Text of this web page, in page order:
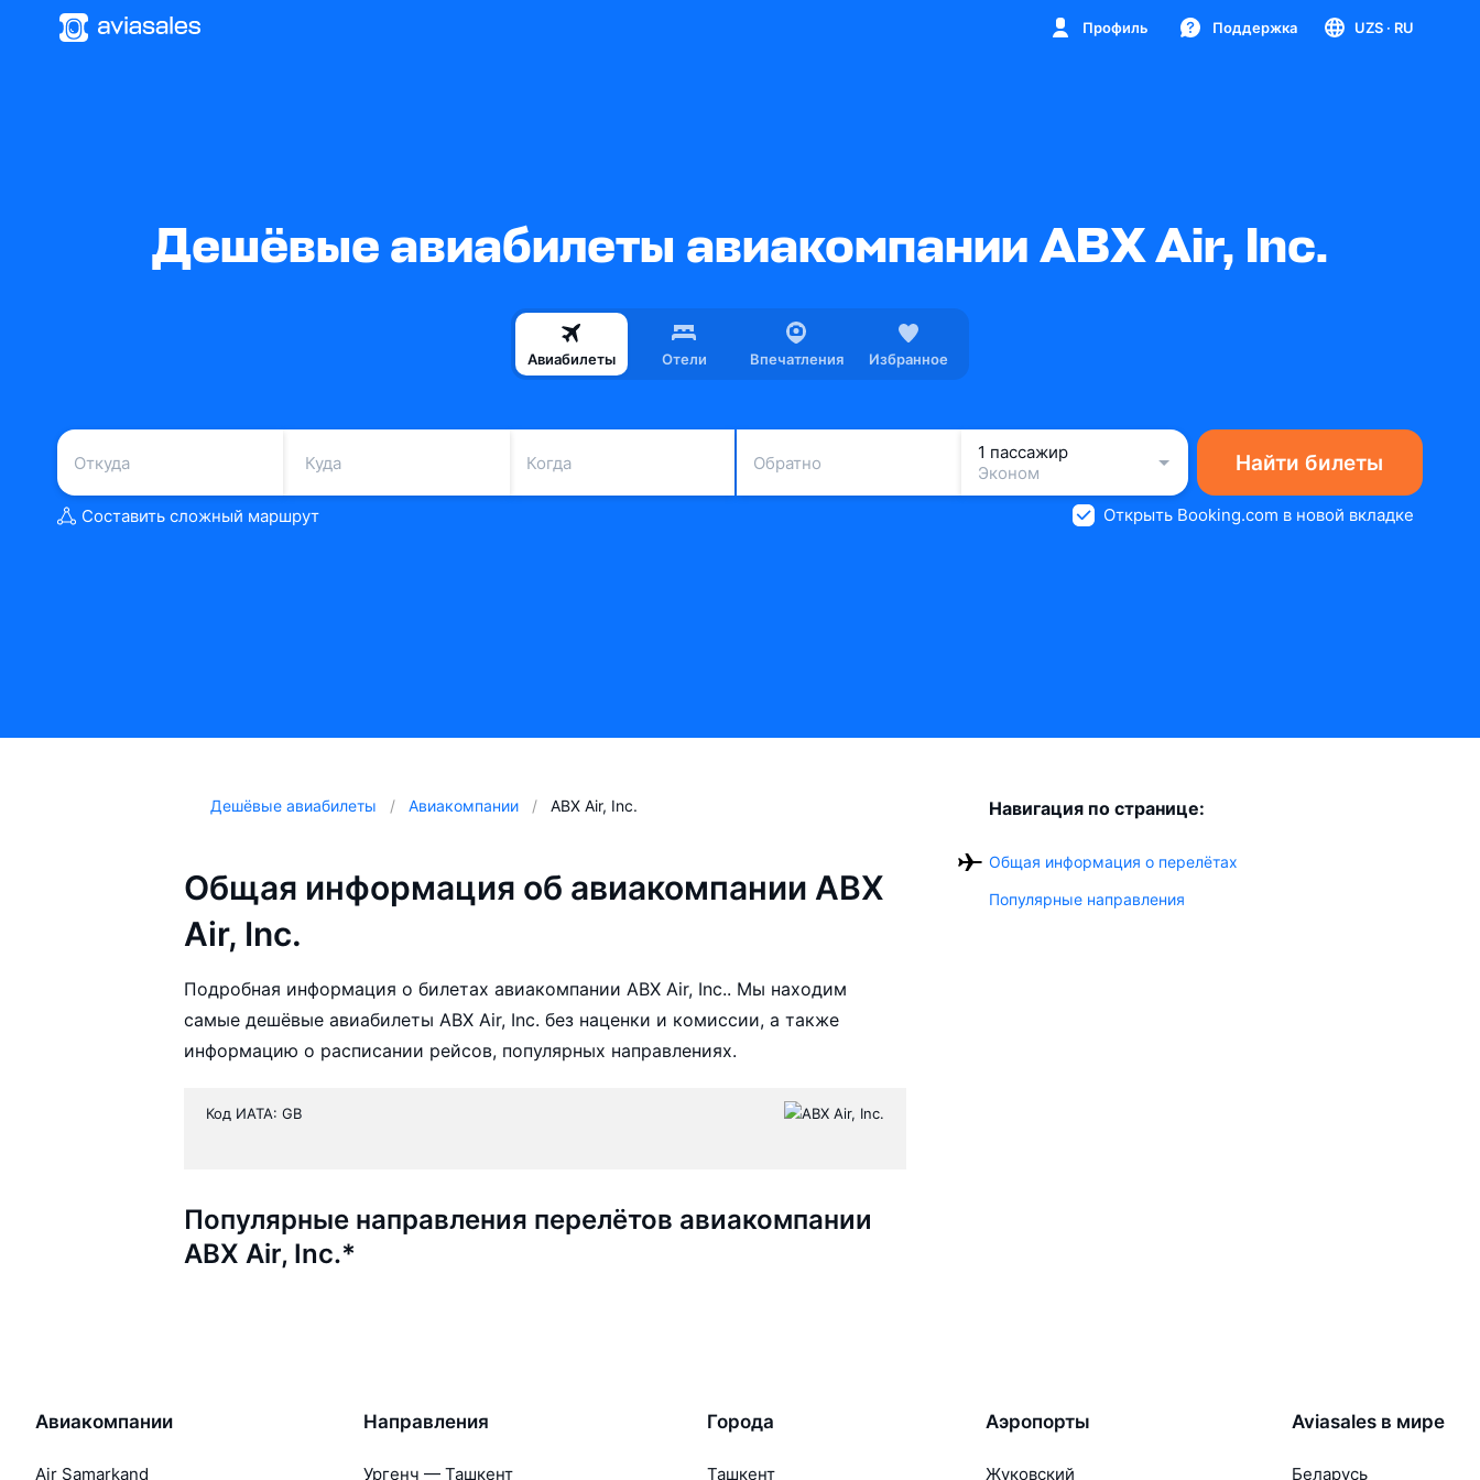
Профиль Поддержка UZS · RU
Дешёвые авиабилеты авиакомпании ABX Air, Inc.
Авиабилеты Отели Впечатления Избранное
Когда Обратно
1 пассажир
Эконом
Найти билеты
Составить сложный маршрут Открыть Booking.com в новой вкладке
Дешёвые авиабилеты Авиакомпании ABX Air, Inc.
Общая информация об авиакомпании ABX
Air, Inc.
Подробная информация о билетах авиакомпании ABX Air, Inc.. Мы находим
самые дешёвые авиабилеты ABX Air, Inc. без наценки и комиссии, а также
информацию о расписании рейсов, популярных направлениях.
Код ИАТА: GB
Популярные направления перелётов авиакомпании
ABX Air, Inc.*
Навигация по странице:
Общая информация о перелётах
Популярные направления
Авиакомпании
Air Samarkand
Направления
Ургенч — Ташкент
Города
Ташкент
Аэропорты
Жуковский
Aviasales в мире
Беларусь